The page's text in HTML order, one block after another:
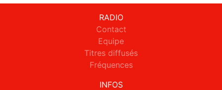
RADIO
Contact
Equipe
Titres diffusés
Fréquences
INFOS